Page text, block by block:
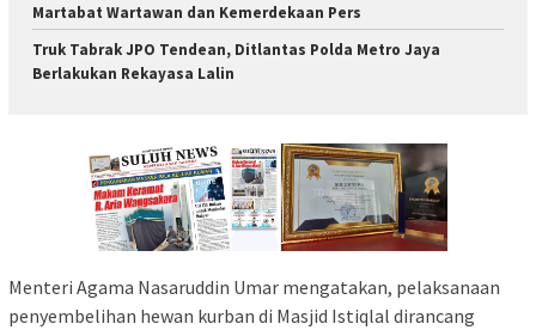
Martabat Wartawan dan Kemerdekaan Pers
Truk Tabrak JPO Tendean, Ditlantas Polda Metro Jaya
Berlakukan Rekayasa Lalin
Menteri Agama Nasaruddin Umar mengatakan, pelaksanaan
penyembelihan hewan kurban di Masjid Istiqlal dirancang